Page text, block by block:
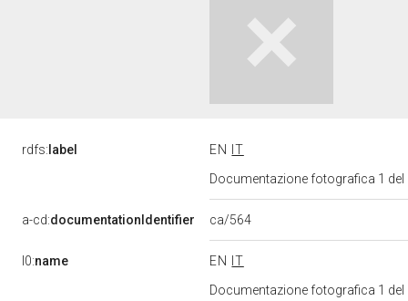
rdfs: label EN
IT
Documentazione fotografica 1
a-cd:documentationIdentifier ca/564
l0:name EN
IT
Documentazione fotografica 1